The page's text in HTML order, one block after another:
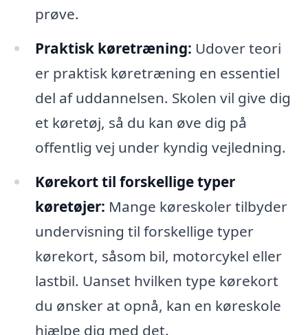
prøve.
Praktisk køretræning: Udover teori
er praktisk køretræning en essentiel
del af uddannelsen. Skolen vil give dig
et køretøj, så du kan øve dig på
offentlig vej under kyndig vejledning.
Kørekort til forskellige typer
køretøjer: Mange køreskoler tilbyder
undervisning til forskellige typer
kørekort, såsom bil, motorcykel eller
lastbil. Uanset hvilken type kørekort
du ønsker at opnå, kan en køreskole
hjælpe dig med det.